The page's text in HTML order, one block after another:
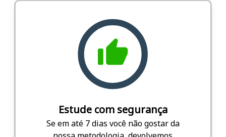
Estude com segurança
Se em até 7 dias você não gostar da